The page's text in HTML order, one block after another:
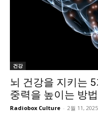
건강
뇌 건강을 지키는
중력을 높이는 방법
Radiobox Culture - 2월 11, 2025